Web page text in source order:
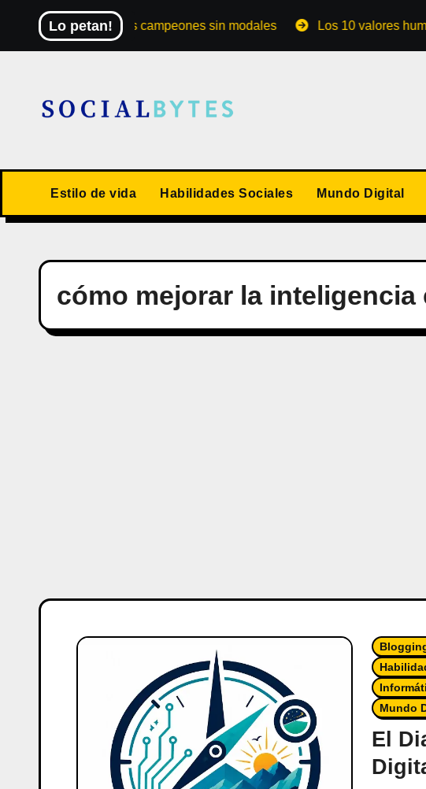
contenido
Lo petan!
El Mundial de los campeones sin modales Los 10 valores humanos
Estilo de vida Habilidades Sociales Mundo Digital
cómo mejorar la inteligencia
Mundo
El